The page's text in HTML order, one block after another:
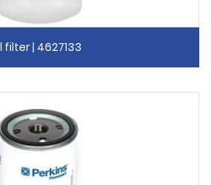
filter | 4627133